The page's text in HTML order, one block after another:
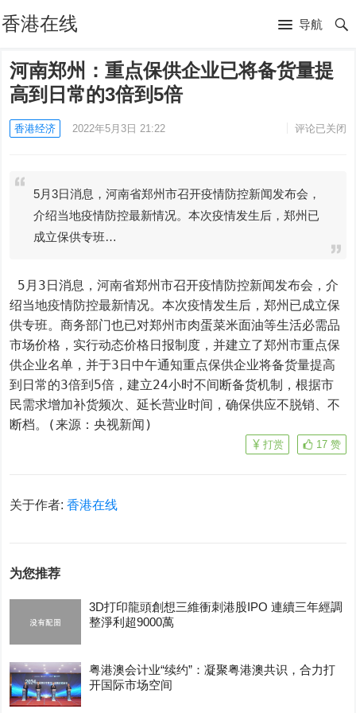
香港在线 导航
河南郑州：重点保供企业已将备货量提
高到日常的3倍到5倍
香港经济 2022年5月3日 21:22 评论已关闭
5月3日消息，河南省郑州市召开疫情防控新闻发布会，
介绍当地疫情防控最新情况。本次疫情发生后，郑州已
成立保供专班…
绍当地疫情防控最新情况。本次疫情发生后，郑州已成立保
供专班。商务部门也已对郑州市肉蛋菜米面油等生活必需品
市场价格，实行动态价格日报制度，并建立了郑州市重点保
供企业名单，并于3日中午通知重点保供企业将备货量提高
到日常的3倍到5倍，建立24小时不间断备货机制，根据市
民需求增加补货频次、延长营业时间，确保供应不脱销、不
断档。(来源：央视新闻)
17 赞
打赏
关于作者:香港在线
为您推荐
3D打印龍頭創想三維衝刺港股IPO 連續三年經調
整淨利超9000萬
粤港澳会计业“续约”：凝聚粤港澳共识，合力打
开国际市场空间